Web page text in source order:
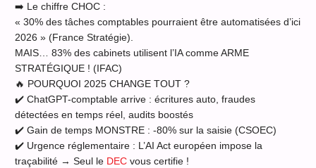
➡️ Le chiffre CHOC :
« 30% des tâches comptables pourraient être automatisées d’ici
2026 » (France Stratégie).
MAIS… 83% des cabinets utilisent l’IA comme ARME
STRATÉGIQUE ! (IFAC)
🔥 POURQUOI 2025 CHANGE TOUT ?
✔️ ChatGPT-comptable arrive : écritures auto, fraudes
détectées en temps réel, audits boostés
✔️ Gain de temps MONSTRE : -80% sur la saisie (CSOEC)
✔️ Urgence réglementaire : L’AI Act européen impose la
traçabilité → Seul le DEC vous certifie !